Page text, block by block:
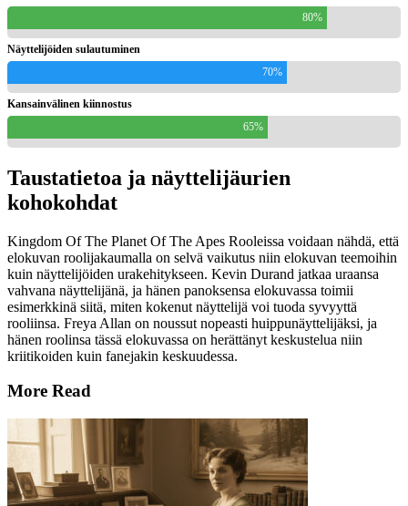
80%
Näyttelijöiden sulautuminen
70%
Kansainvälinen kiinnostus
65%
Taustatietoa ja näyttelijäurien
kohokohdat
Kingdom Of The Planet Of The Apes Rooleissa voidaan nähdä, että
elokuvan roolijakaumalla on selvä vaikutus niin elokuvan teemoihin
kuin näyttelijöiden urakehitykseen. Kevin Durand jatkaa uraansa
vahvana näyttelijänä, ja hänen panoksensa elokuvassa toimii
esimerkkinä siitä, miten kokenut näyttelijä voi tuoda syvyyttä
rooliinsa. Freya Allan on noussut nopeasti huippunäyttelijäksi, ja
hänen roolinsa tässä elokuvassa on herättänyt keskustelua niin
kriitikoiden kuin fanejakin keskuudessa.
More Read